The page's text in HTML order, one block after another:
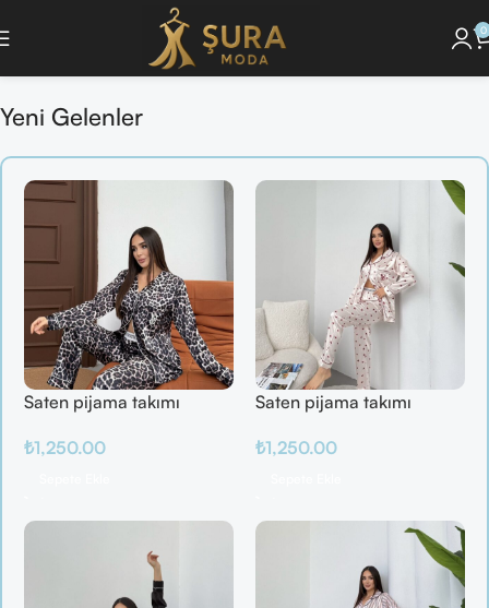
0
Keşfet ] 🔘 [Pijama Takımlarını İncele ]🔘 [ Saç Bakım Ürünlerini Gör ]
Yeni Gelenler
Saten pijama takımı
₺1,250.00
Saten pijama takımı
₺1,250.00